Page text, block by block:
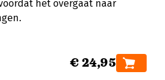
het overgaat naar
€ 24,95